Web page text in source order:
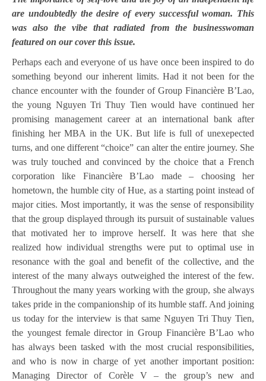
are undoubtedly the desire of every successful woman. This
was also the vibe that radiated from the businesswoman
featured on our cover this issue.
Perhaps each and everyone of us have once been inspired to do
something beyond our inherent limits. Had it not been for the
chance encounter with the founder of Group Financière B’Lao,
the young Nguyen Tri Thuy Tien would have continued her
promising management career at an international bank after
finishing her MBA in the UK. But life is full of unexepected
turns, and one different “choice” can alter the entire journey. She
was truly touched and convinced by the choice that a French
corporation like Financière B’Lao made – choosing her
hometown, the humble city of Hue, as a starting point instead of
major cities. Most importantly, it was the sense of responsibility
that the group displayed through its pursuit of sustainable values
that motivated her to improve herself. It was here that she
realized how individual strengths were put to optimal use in
resonance with the goal and benefit of the collective, and the
interest of the many always outweighed the interest of the few.
Throughout the many years working with the group, she always
takes pride in the companionship of its humble staff. And joining
us today for the interview is that same Nguyen Tri Thuy Tien,
the youngest female director in Group Financière B’Lao who
has always been tasked with the most crucial responsibilities,
and who is now in charge of yet another important position:
Managing Director of Corèle V – the group’s new and